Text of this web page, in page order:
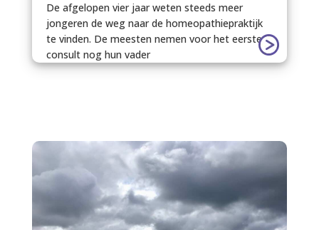
De afgelopen vier jaar weten steeds meer
jongeren de weg naar de homeopathiepraktijk
te vinden. De meesten nemen voor het eerste
consult nog hun vader